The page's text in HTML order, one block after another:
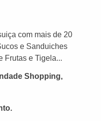
com mais de 20
e Sanduiches
Frutas e Tigela...
Shopping,